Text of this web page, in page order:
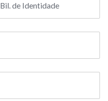
de Identidade